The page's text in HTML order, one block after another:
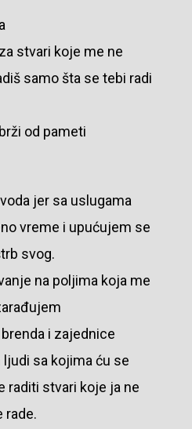
stvari koje me ne
samo šta se tebi radi
od pameti
jer sa uslugama
vreme i upućujem se
svog.
na poljima koja me
i zajednice
sa kojima ću se
raditi stvari koje ja ne
rade.